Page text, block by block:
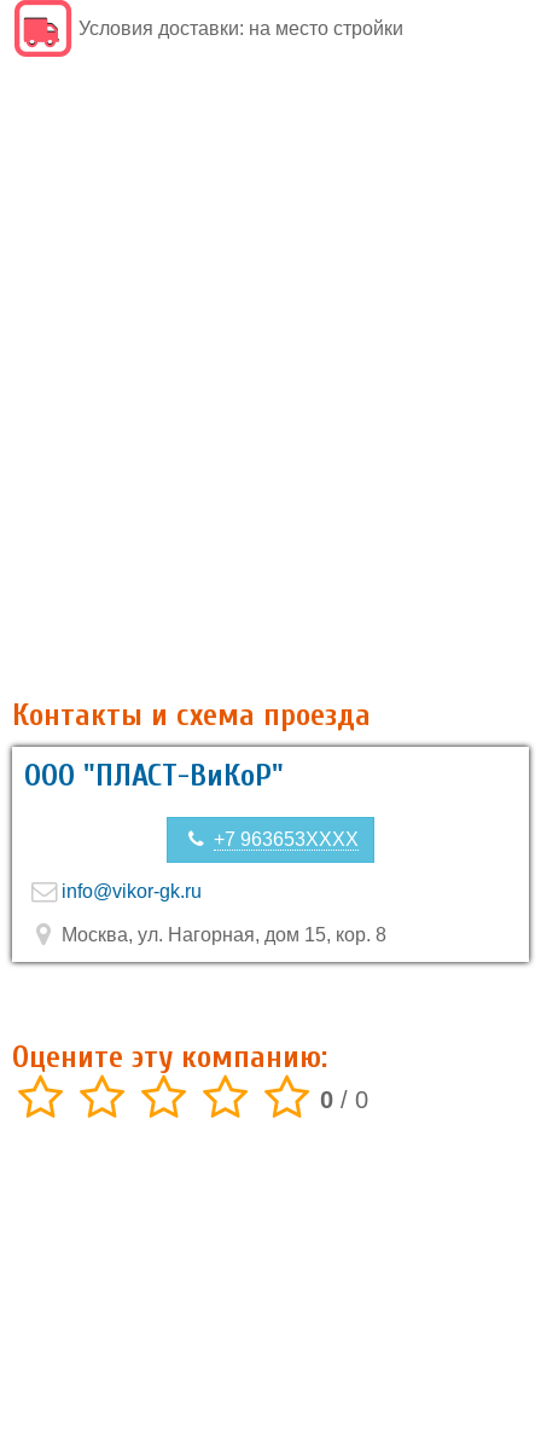
Условия доставки: на место стройки
Контакты и схема проезда
ООО "ПЛАСТ-ВиКоР"
+7 963653XXXX
info@vikor-gk.ru
Москва, ул. Нагорная, дом 15, кор. 8
Оцените эту компанию:
0 / 0